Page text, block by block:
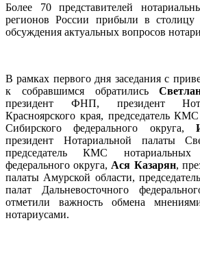
Более 70 представителей
регионов России прибыли в столицу
обсуждения актуальных вопросов
В рамках первого дня заседания с
к собравшимся обратились
президент ФНП, президент
Красноярского края, председатель
Сибирского федерального округа,
президент Нотариальной палаты
председатель КМС нотариальных
федерального округа, Ася Казарян,
палаты Амурской области,
палат Дальневосточного
отметили важность обмена
нотариусами.